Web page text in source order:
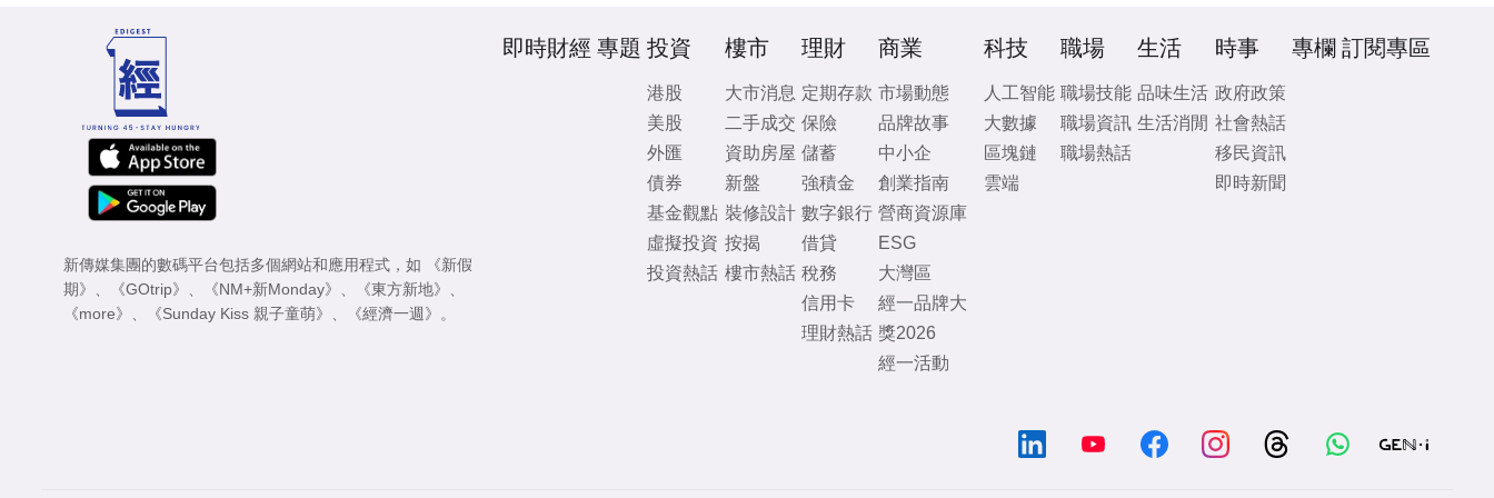
新傳媒集團的數碼平台包括多個網站和應用程式，如
《新假
期》
《GOtrip》 《NM+新Monday》 《東方新地》
《more》
《Sunday Kiss 親子童萌》 《經濟一週》 。
即時財經 專題 投資
港股
美股
外匯
債券
基金觀點
虛擬投資
投資熱話
樓市
大市消息
二手成交
資助房屋
新盤
裝修設計
按揭
樓市熱話
理財
定期存款
保險
儲蓄
強積金
數字銀行
借貸
稅務
信用卡
理財熱話
商業
市場動態
品牌故事
中小企
創業指南
營商資源庫
ESG
大灣區
經一品牌大
獎2026
經一活動
科技
人工智能
大數據
區塊鏈
雲端
職場
職場技能
職場資訊
職場熱話
生活
品味生活
生活消閒
時事
政府政策
社會熱話
移民資訊
即時新聞
專欄 訂閱專區